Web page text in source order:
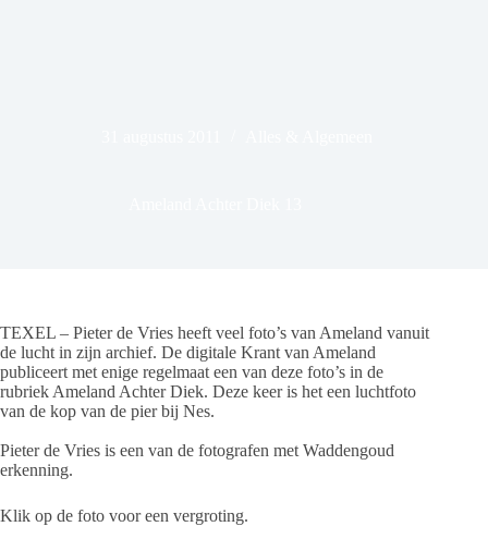
TEXEL – Pieter de Vries heeft veel foto’s van Ameland vanuit
de lucht in zijn archief. De digitale Krant van Ameland
publiceert met enige regelmaat een van deze foto’s in de
rubriek Ameland Achter Diek. Deze keer is het een luchtfoto
van de kop van de pier bij Nes.
Pieter de Vries is een van de fotografen met Waddengoud
erkenning.
Klik op de foto voor een vergroting.